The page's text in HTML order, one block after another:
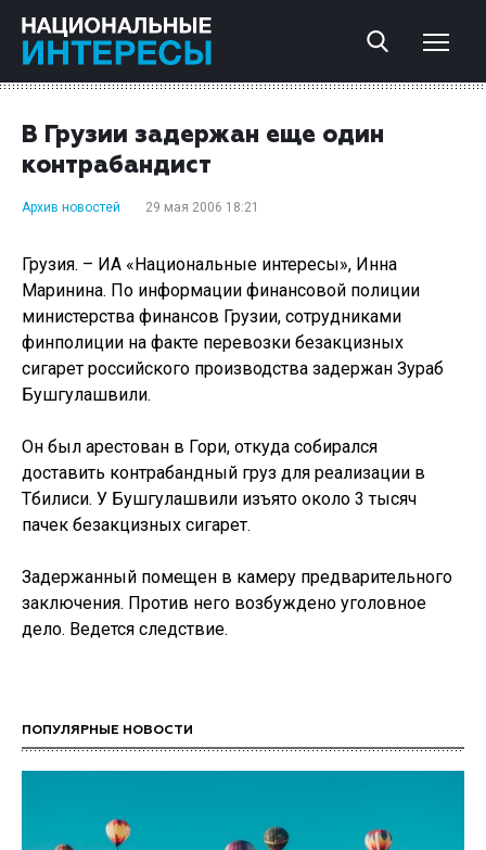
В Грузии задержан еще один
контрабандист
Архив новостей 29 мая 2006 18:21
Грузия. – ИА «Национальные интересы», Инна
Маринина. По информации финансовой полиции
министерства финансов Грузии, сотрудниками
финполиции на факте перевозки безакцизных
сигарет российского производства задержан Зураб
Бушгулашвили.
Он был арестован в Гори, откуда собирался
доставить контрабандный груз для реализации в
Тбилиси. У Бушгулашвили изъято около 3 тысяч
пачек безакцизных сигарет.
Задержанный помещен в камеру предварительного
заключения. Против него возбуждено уголовное
дело. Ведется следствие.
ПОПУЛЯРНЫЕ НОВОСТИ